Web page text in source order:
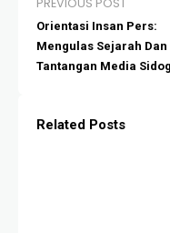
PREVIOUS POST
Orientasi Insan Pers:
Mengulas Sejarah Dan
Tantangan Media
Related Posts